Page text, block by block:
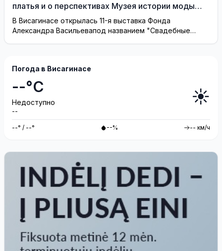
платья и о перспективах Музея истории моды
(видео)
В Висагинасе открылась 11-я выставка Фонда
Александра Васильевапод названием "Свадебные
Погода в Висагинасе
--°C
Недоступно
--
☀️
--° / --° --% -- км/ч